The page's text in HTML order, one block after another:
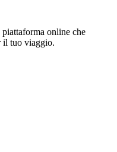
online che
il tuo viaggio.